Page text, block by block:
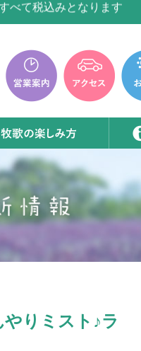
旬まで休館いたします。
中旬まで休館いたします。
りミスト♪ラ